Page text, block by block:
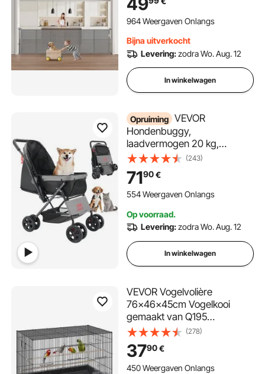
Veiligheidshekje voor Binnen
Trappen Deuren Gangen
964 Weergaven Onlangs
Bijna uitverkocht
Levering:zodra Wo. Aug. 12
In winkelwagen
Opruiming VEVOR
Hondenbuggy,
laadvermogen 20 kg,
opvouwbare hondenkar,
hondenbench met 4 wielen,
gaasvensters en omkeerbare
handgreep,
rem, voor kleine tot
middelgrote huisdieren
(243)
7190€
554 Weergaven Onlangs
Op voorraad.
Levering:zodra Wo. Aug. 12
In winkelwagen
VEVOR Vogelvolière
76x46x45cm Vogelkooi
gemaakt van Q195
koolstofstaal Vogelhuis voor
2-3 middelgrote tot grote
vogels Volière met
veiligheidsdeur Vogelhuis
(278)
3790€
450 Weergaven Onlangs